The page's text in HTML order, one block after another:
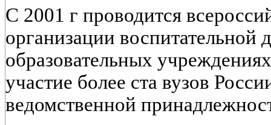
С 2001 г проводится
организации воспитательной
образовательных
участие более ста вузов
ведомственной